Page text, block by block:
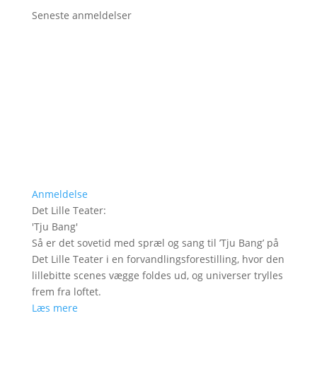
Seneste anmeldelser
Anmeldelse
Det Lille Teater:
'Tju Bang'
Så er det sovetid med spræl og sang til ’Tju Bang’ på
Det Lille Teater i en forvandlingsforestilling, hvor den
lillebitte scenes vægge foldes ud, og universer trylles
frem fra loftet.
Læs mere